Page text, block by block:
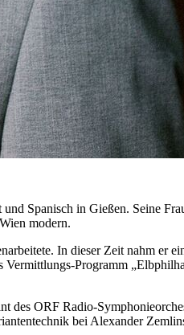
Spanisch in Gießen. Seine
modern.
In dieser Zeit nahm er
Programm
des ORF Radio-
bei Alexander